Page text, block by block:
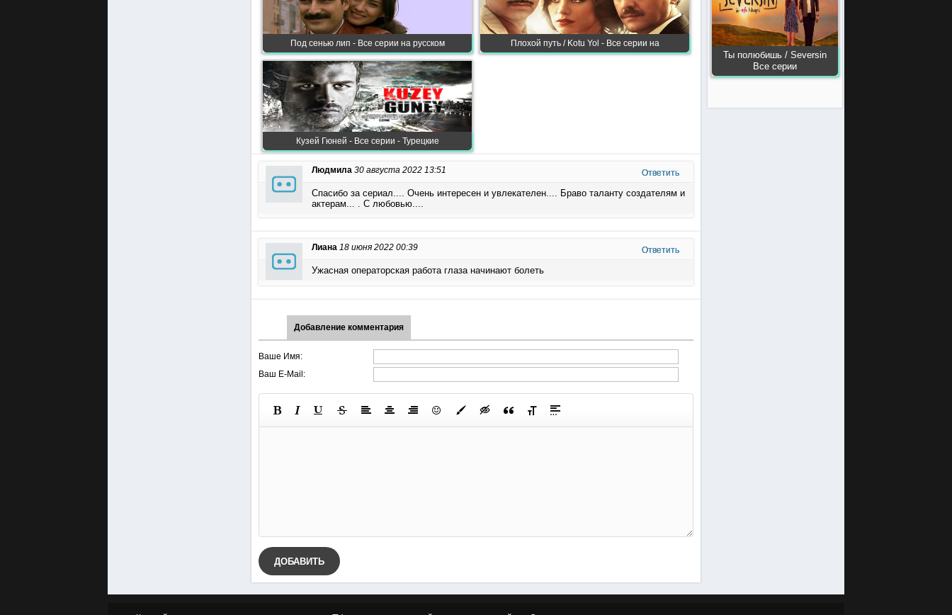
Ты полюбишь / Seversin
Все серии
Под сенью лип - Все серии на русском Плохой путь / Kotu Yol - Все серии на
Кузей Гюней - Все серии - Турецкие
Людмила 30 августа 2022 13:51 Ответить
Спасибо за сериал.... Очень интересен и увлекателен.... Браво таланту создателям и
актерам... . С любовью....
Лиана 18 июня 2022 00:39 Ответить
Ужасная операторская работа глаза начинают болеть
Добавление комментария
Ваше Имя:
Ваш E-Mail:
ДОБАВИТЬ